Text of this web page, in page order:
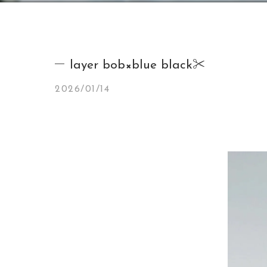
layer bob×blue black✂️
2026/01/14